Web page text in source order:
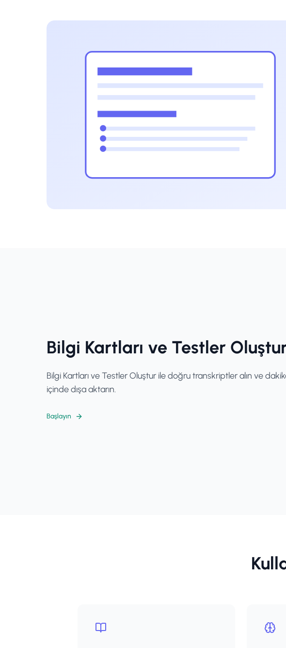
Bilgi Kartları ve Testler
Bilgi Kartları ve Testler Oluştur ile doğru transkriptler alın ve
içinde dışa aktarın.
Başlayın